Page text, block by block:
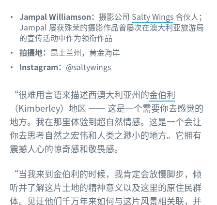
Jampal Williamson： 摄影公司 Salty Wings 合伙人；
Jampal 屡获殊荣的摄影作品曾屡次在澳大利亚旅游局
的宣传活动中作为领衔作品
拍摄地： 昆士兰州，黄金海岸
Instagram： @saltywings
“很难用言语来描述西澳大利亚州的金伯利
（Kimberley）地区 —— 这是一个需要你去感觉的
地方。我在那里体验到超自然情感。这是一个会让
你去思考自然之宏伟和人类之渺小的地方。它拥有
震撼人心的惊奇感和敬畏感。
“当我来到金伯利的时候，我肯定会放慢脚步，倾
听并了解这片土地的精神意义以及这里的原住民群
体。见证他们千万年来如何与这片风景相关联，并